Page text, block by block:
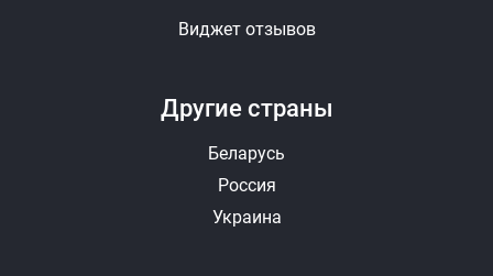
Другие страны
Беларусь
Россия
Украина
Виджет отзывов